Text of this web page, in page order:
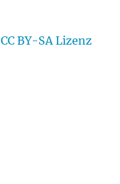
CC BY-SA Lizenz